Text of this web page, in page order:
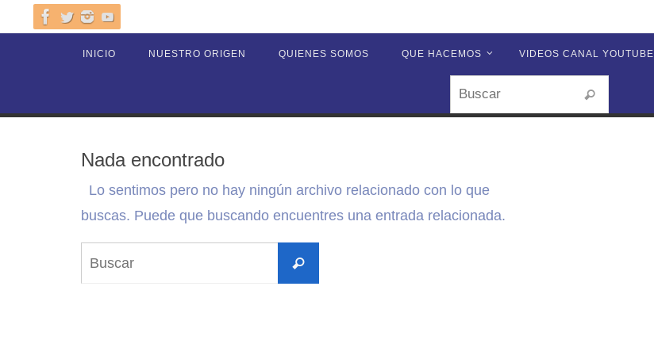
al
INICIO NUESTRO ORIGEN QUIENES SOMOS QUE HACEMOS VIDEOS CANAL YOUTUBE
Buscar
Nada encontrado
Lo sentimos pero no hay ningún archivo relacionado con lo que
buscas. Puede que buscando encuentres una entrada relacionada.
Buscar